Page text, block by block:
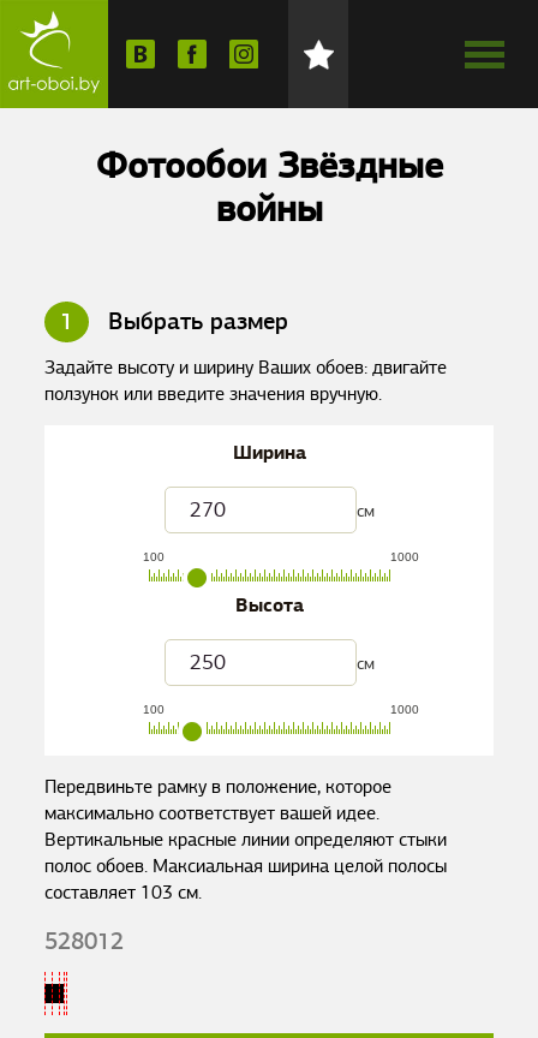
Фотообои Звёздные
войны
1 Выбрать размер
Задайте высоту и ширину Ваших обоев: двигайте
ползунок или введите значения вручную.
Ширина
см
100 1000
Высота
см
100 1000
Передвиньте рамку в положение, которое
максимально соответствует вашей идее.
Вертикальные красные линии определяют стыки
полос обоев. Максиальная ширина целой полосы
составляет 103 см.
528012